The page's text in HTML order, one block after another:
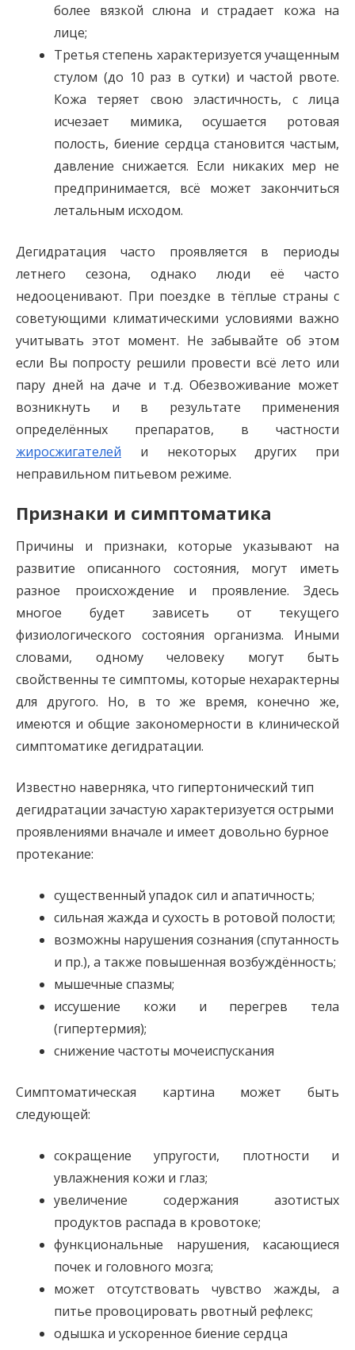
более вязкой слюна и страдает кожа на
лице;
Третья степень характеризуется учащенным
стулом (до 10 раз в сутки) и частой рвоте.
Кожа теряет свою эластичность, с лица
исчезает мимика, осушается ротовая
полость, биение сердца становится частым,
давление снижается. Если никаких мер не
предпринимается, всё может закончиться
летальным исходом.
Дегидратация часто проявляется в периоды
летнего сезона, однако люди её часто
недооценивают. При поездке в тёплые страны с
советующими климатическими условиями важно
учитывать этот момент. Не забывайте об этом
если Вы попросту решили провести всё лето или
пару дней на даче и т.д. Обезвоживание может
возникнуть и в результате применения
определённых препаратов, в частности
жиросжигателей и некоторых других при
неправильном питьевом режиме.
Признаки и симптоматика
Причины и признаки, которые указывают на
развитие описанного состояния, могут иметь
разное происхождение и проявление. Здесь
многое будет зависеть от текущего
физиологического состояния организма. Иными
словами, одному человеку могут быть
свойственны те симптомы, которые нехарактерны
для другого. Но, в то же время, конечно же,
имеются и общие закономерности в клинической
симптоматике дегидратации.
Известно наверняка, что гипертонический тип
дегидратации зачастую характеризуется острыми
проявлениями вначале и имеет довольно бурное
протекание:
существенный упадок сил и апатичность;
сильная жажда и сухость в ротовой полости;
возможны нарушения сознания (спутанность
и пр.), а также повышенная возбуждённость;
мышечные спазмы;
иссушение кожи и перегрев тела
(гипертермия);
снижение частоты мочеиспускания
Симптоматическая картина может быть
следующей:
сокращение упругости, плотности и
увлажнения кожи и глаз;
увеличение содержания азотистых
продуктов распада в кровотоке;
функциональные нарушения, касающиеся
почек и головного мозга;
может отсутствовать чувство жажды, а
питье провоцировать рвотный рефлекс;
одышка и ускоренное биение сердца